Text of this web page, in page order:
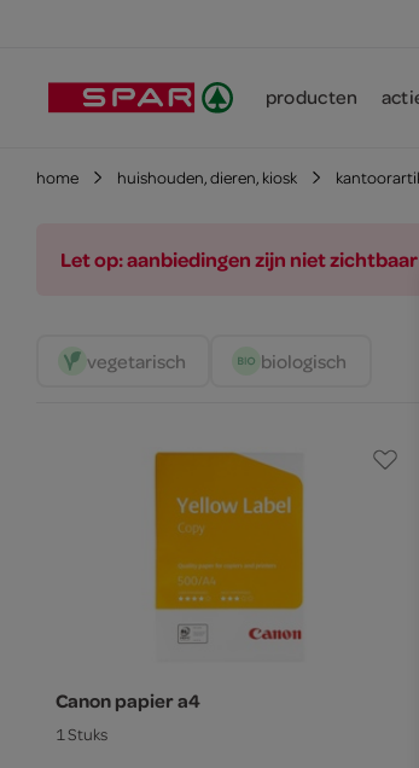
producten
home huishouden, dieren, kiosk
Let op: aanbiedingen zijn niet
vegetarisch biologisch
Canon papier a4
1 Stuks